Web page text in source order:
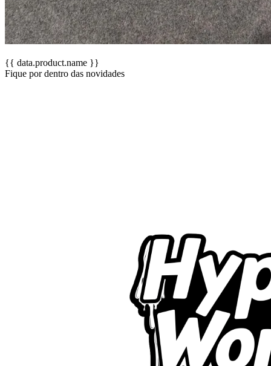
{{ data.product.name }}
Fique por dentro das novidades